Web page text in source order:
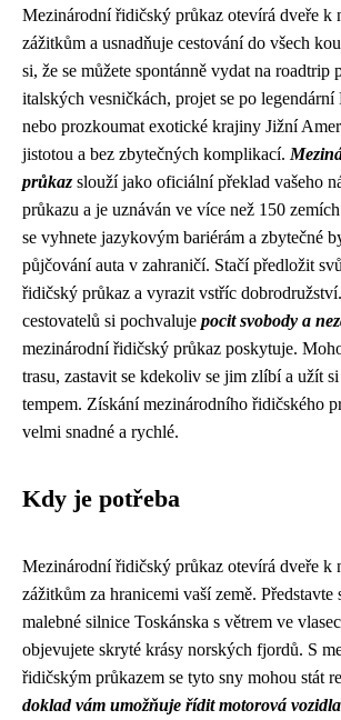
Mezinárodní řidičský průkaz otevírá dveře k
zážitkům a usnadňuje cestování do všech
si, že se můžete spontánně vydat na roadtrip
italských vesničkách, projet se po
nebo prozkoumat exotické krajiny Jižní
jistotou a bez zbytečných komplikací.
průkaz slouží jako oficiální překlad vašeho
průkazu a je uznáván ve více než 150
se vyhnete jazykovým bariérám a zbytečné
půjčování auta v zahraničí. Stačí předložit
řidičský průkaz a vyrazit vstříc
cestovatelů si pochvaluje pocit svobody a
mezinárodní řidičský průkaz poskytuje.
trasu, zastavit se kdekoliv se jim zlíbí a užít
tempem. Získání mezinárodního řidičského
velmi snadné a rychlé.
Kdy je potřeba
Mezinárodní řidičský průkaz otevírá dveře k
zážitkům za hranicemi vaší země. Představte
malebné silnice Toskánska s větrem ve
objevujete skryté krásy norských fjordů. S
řidičským průkazem se tyto sny mohou stát
doklad vám umožňuje řídit motorová